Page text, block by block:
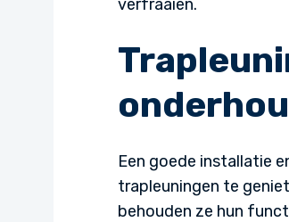
verfraaien.
Een goede installatie
trapleuningen te
behouden ze hun